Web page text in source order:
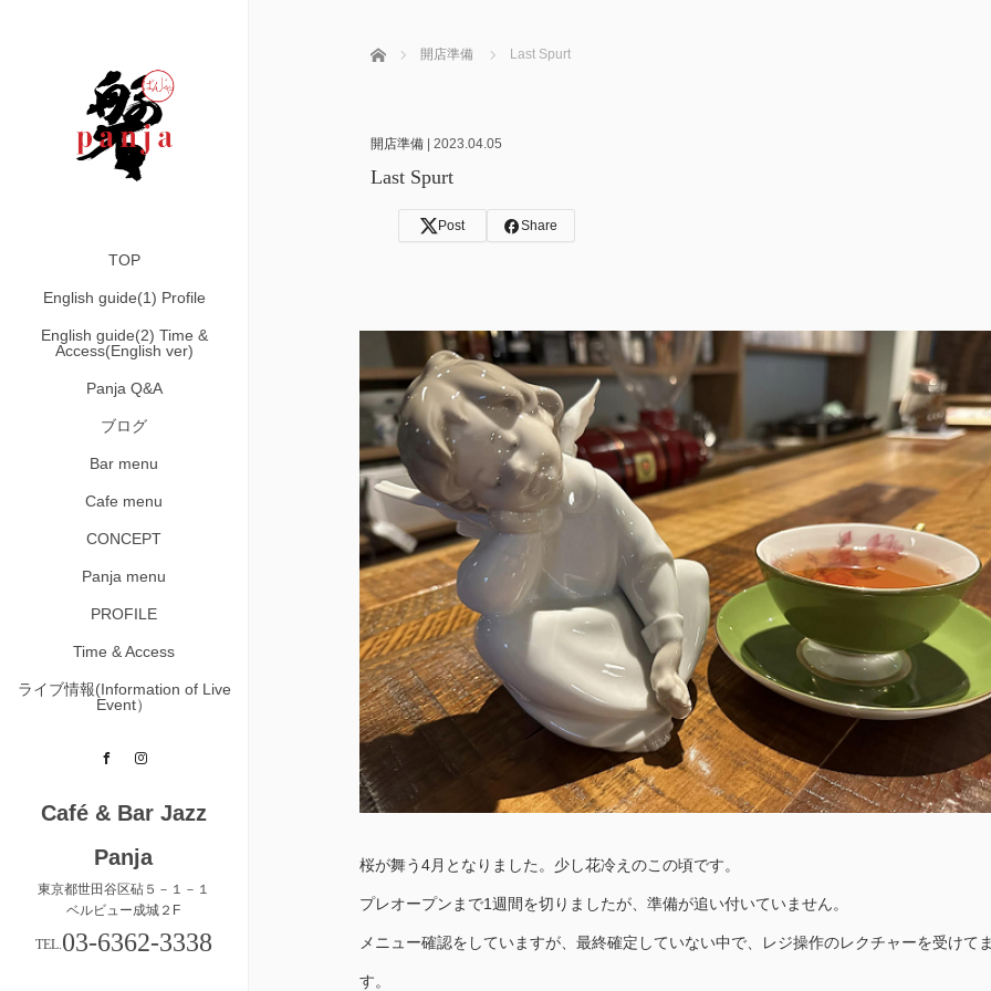
TOP
English guide(1) Profile
English guide(2) Time &
Access(English ver)
Panja Q&A
ブログ
Bar menu
Cafe menu
CONCEPT
Panja menu
PROFILE
Time & Access
ライブ情報(Information of Live
Event）
Facebook
Café & Bar Jazz
Panja
東京都世田谷区砧５－１－１
ベルビュー成城２F
TEL. 03-6362-3338
ホーム 開店準備 Last Spurt
開店準備| 2023.04.05
Last Spurt
Post Share
桜が舞う4月となりました。少し花冷えのこの頃です。
プレオープンまで1週間を切りましたが、準備が追い付いていません。
メニュー確認をしていますが、最終確定していない中で、レジ操作のレクチャーを受けて
す。